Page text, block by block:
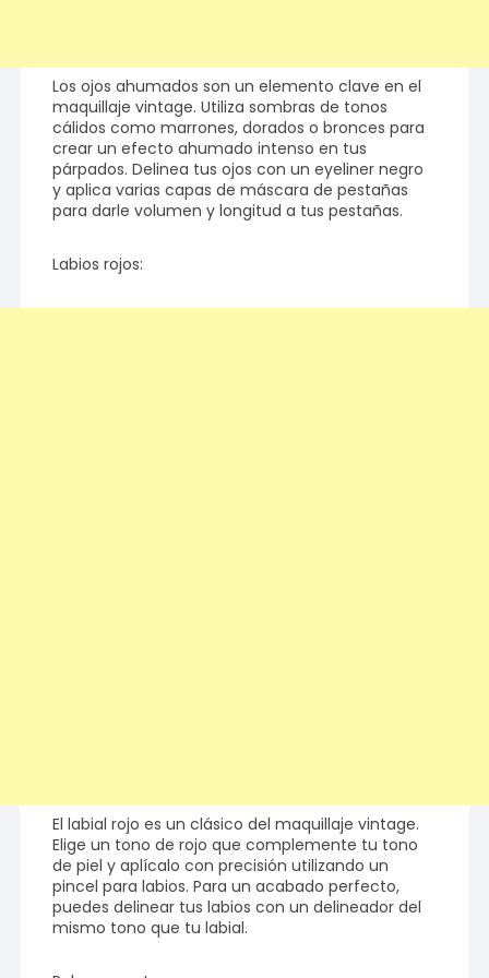
Los ojos ahumados son un elemento clave en el
maquillaje vintage. Utiliza sombras de tonos
cálidos como marrones, dorados o bronces para
crear un efecto ahumado intenso en tus
párpados. Delinea tus ojos con un eyeliner negro
y aplica varias capas de máscara de pestañas
para darle volumen y longitud a tus pestañas.
Labios rojos:
El labial rojo es un clásico del maquillaje vintage.
Elige un tono de rojo que complemente tu tono
de piel y aplícalo con precisión utilizando un
pincel para labios. Para un acabado perfecto,
puedes delinear tus labios con un delineador del
mismo tono que tu labial.